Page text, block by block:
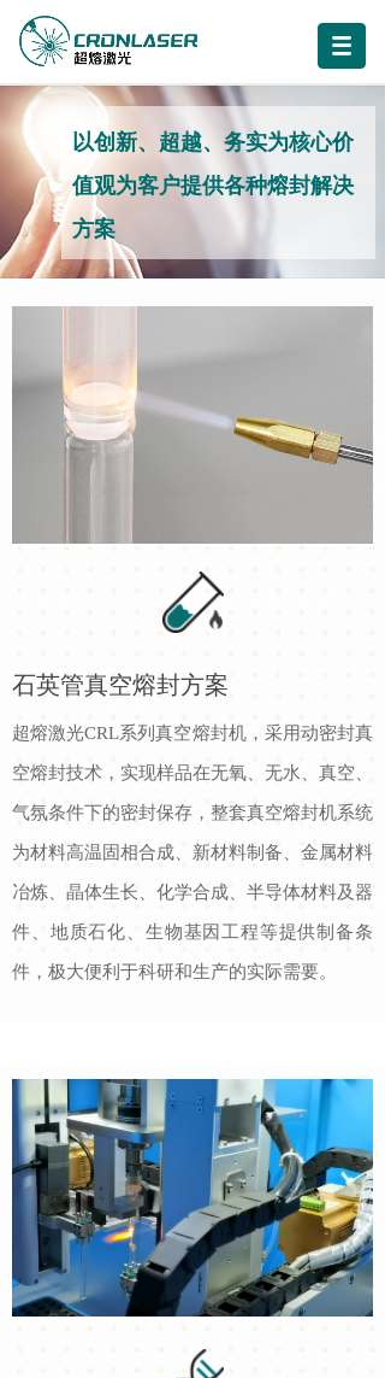
以创新、超越、务实为核心价
值观为客户提供各种熔封解决
方案
石英管真空熔封方案
超熔激光CRL系列真空熔封机， 采用动密封真
空熔封技术，实现样品在无氧、无水、真空、
气氛条件下的密封保存，整套真空熔封机系统
为材料高温固相合成、新材料制备、金属材料
冶炼、晶体生长、化学合成、半导体材料及器
件、地质石化、生物基因工程等提供制备条
件，极大便利于科研和生产的实际需要。